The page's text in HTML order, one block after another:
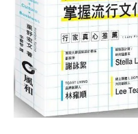
紅
遍
全
球
的